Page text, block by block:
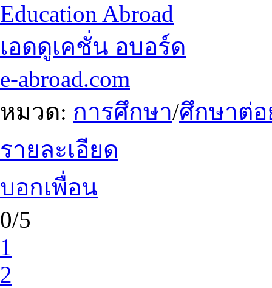
Education Abroad
เอดดูเคชั่น อบอร์ด
e-abroad.com
หมวด: การศึกษา/ศึกษาต่อ
รายละเอียด
บอกเพื่อน
0/5
1
2